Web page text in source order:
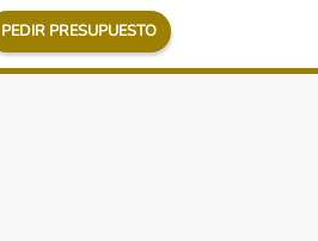
PEDIR PRESUPUESTO